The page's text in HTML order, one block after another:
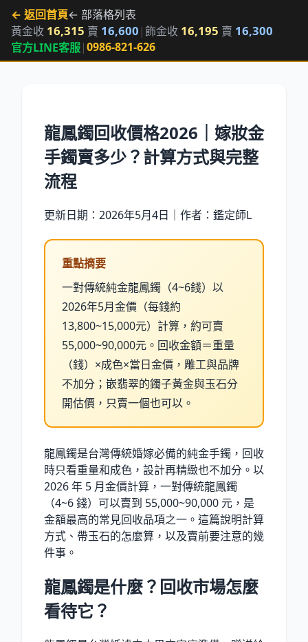
← 返回首頁← 部落格列表
黃金收 16,315 賣 16,600 |飾金收 16,195 賣 16,300
官方LINE客服|0986-821-626
龍鳳鐲回收價格2026｜嫁妝金
手鐲賣多少？計算方式與完整
流程
更新日期：2026年5月4日｜作者：鑑定師L
重點摘要
一對傳統純金龍鳳鐲（4~6錢）以
2026年5月金價（每錢約
13,800~15,000元）計算，約可賣
55,000~90,000元。回收金額＝重量
（錢）×成色×當日金價，雕工與品牌
不加分；嵌翡翠的鐲子黃金與玉石分
開估價，只賣一個也可以。
龍鳳鐲是台灣傳統婚嫁必備的純金手鐲，回收
時只看重量和成色，設計再精緻也不加分。以
2026 年 5 月金價計算，一對傳統龍鳳鐲
（4~6 錢）可以賣到 55,000~90,000 元，是
金額最高的常見回收品項之一。這篇說明計算
方式、帶玉石的怎麼算，以及賣前要注意的幾
件事。
龍鳳鐲是什麼？回收市場怎麼
看待它？